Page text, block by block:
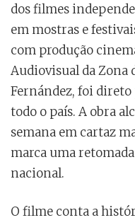
dos filmes
em mostras e
com produção
Audiovisual da Zona
Fernández, foi direto
todo o país. A obra
semana em cartaz
marca uma
nacional.
O filme conta a